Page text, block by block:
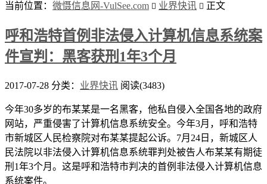
当前位置： 微慑信息网-VulSee.com  业界快讯  正文
呼和浩特首例非法侵入计算机信息系统案
件宣判：黑客获刑1年3个月
2017-07-28 分类： 业界快讯 阅读(3483)
今年30多岁的布某某是一名黑客，他私自侵入全国各地的政府
网站，严重侵害了计算机信息系统安全。今年3月，呼和浩特
市新城区人民检察院对布某某提起公诉。7月24日，新城区人
民法院以非法侵入计算机信息系统罪判处被告人布某某有期徒
刑1年3个月。这是呼和浩特市判决的首例非法侵入计算机信息
系统案件。